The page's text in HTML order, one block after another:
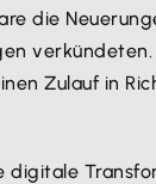
die
Zulauf in
digitale